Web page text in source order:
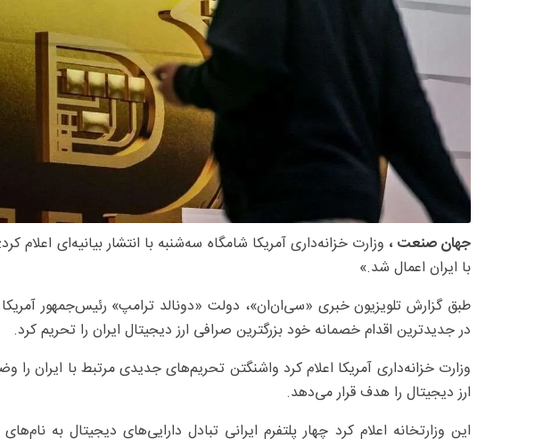
جهان صنعت ،
با ایران اعمال شد.»
طبق گزارش تلویزیون خبری «سی‌ان‌ان»، دولت «دونالد ترامپ» رئیس‌جمهور آمریکا
در جدیدترین اقدام خصمانه خود بزرگترین صرافی ارز دیجیتال ایران را تحریم کرد.
وزارت خزانه‌داری آمریکا اعلام کرد واشنگتن تحریم‌های جدیدی مرتبط با ایران را
ارز دیجیتال را هدف قرار می‌دهد.
این وزارتخانه اعلام کرد چهار پلتفرم ایرانی تبادل دارایی‌های دیجیتال به